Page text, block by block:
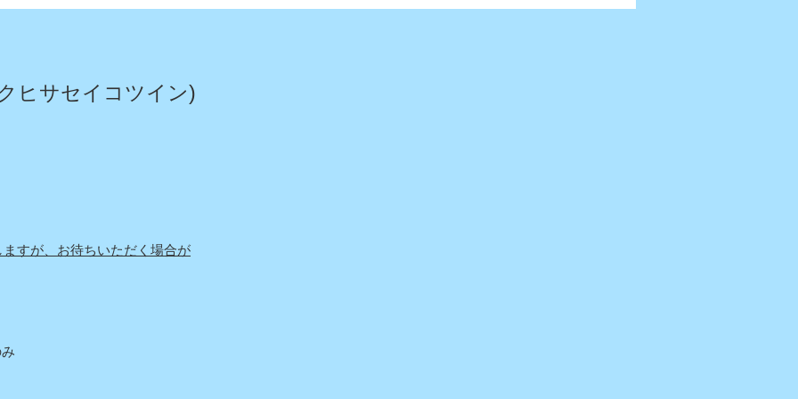
咲いてくれました〜
セイコツイン)
すが、お待ちいただく場合が